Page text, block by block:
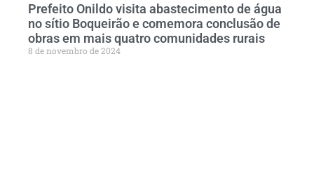
Prefeito Onildo visita abastecimento de água
no sítio Boqueirão e comemora conclusão de
obras em mais quatro comunidades rurais
8 de novembro de 2024